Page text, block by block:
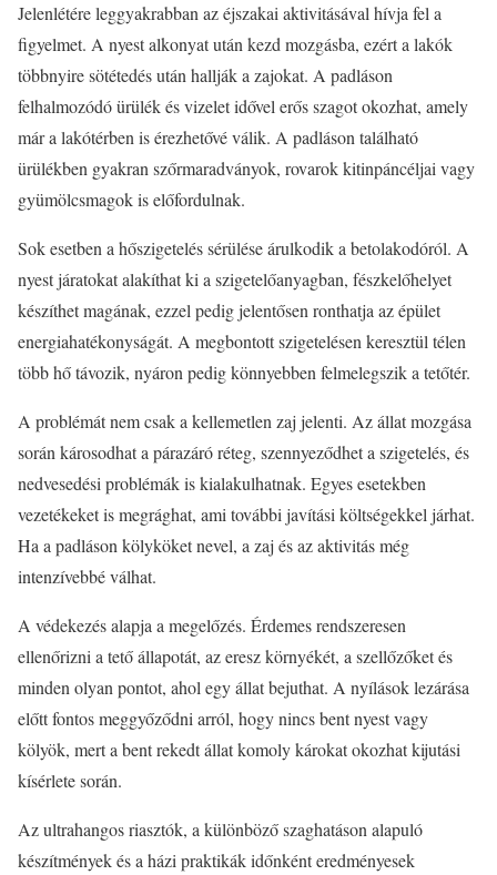
Jelenlétére leggyakrabban az éjszakai aktivitásával hívja fel a
figyelmet. A nyest alkonyat után kezd mozgásba, ezért a lakók
többnyire sötétedés után hallják a zajokat. A padláson
felhalmozódó ürülék és vizelet idővel erős szagot okozhat, amely
már a lakótérben is érezhetővé válik. A padláson található
ürülékben gyakran szőrmaradványok, rovarok kitinpáncéljai vagy
gyümölcsmagok is előfordulnak.
Sok esetben a hőszigetelés sérülése árulkodik a betolakodóról. A
nyest járatokat alakíthat ki a szigetelőanyagban, fészkelőhelyet
készíthet magának, ezzel pedig jelentősen ronthatja az épület
energiahatékonyságát. A megbontott szigetelésen keresztül télen
több hő távozik, nyáron pedig könnyebben felmelegszik a tetőtér.
A problémát nem csak a kellemetlen zaj jelenti. Az állat mozgása
során károsodhat a párazáró réteg, szennyeződhet a szigetelés, és
nedvesedési problémák is kialakulhatnak. Egyes esetekben
vezetékeket is megrághat, ami további javítási költségekkel járhat.
Ha a padláson kölyköket nevel, a zaj és az aktivitás még
intenzívebbé válhat.
A védekezés alapja a megelőzés. Érdemes rendszeresen
ellenőrizni a tető állapotát, az eresz környékét, a szellőzőket és
minden olyan pontot, ahol egy állat bejuthat. A nyílások lezárása
előtt fontos meggyőződni arról, hogy nincs bent nyest vagy
kölyök, mert a bent rekedt állat komoly károkat okozhat kijutási
kísérlete során.
Az ultrahangos riasztók, a különböző szaghatáson alapuló
készítmények és a házi praktikák időnként eredményesek